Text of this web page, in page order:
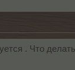
. Что